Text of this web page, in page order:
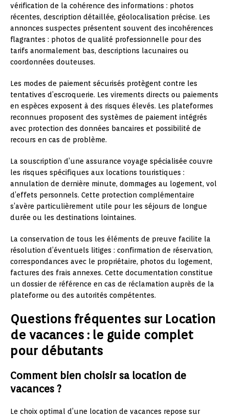
vérification de la cohérence des informations : photos
récentes, description détaillée, géolocalisation précise. Les
annonces suspectes présentent souvent des incohérences
flagrantes : photos de qualité professionnelle pour des
tarifs anormalement bas, descriptions lacunaires ou
coordonnées douteuses.
Les modes de paiement sécurisés protègent contre les
tentatives d’escroquerie. Les virements directs ou paiements
en espèces exposent à des risques élevés. Les plateformes
reconnues proposent des systèmes de paiement intégrés
avec protection des données bancaires et possibilité de
recours en cas de problème.
La souscription d’une assurance voyage spécialisée couvre
les risques spécifiques aux locations touristiques :
annulation de dernière minute, dommages au logement, vol
d’effets personnels. Cette protection complémentaire
s’avère particulièrement utile pour les séjours de longue
durée ou les destinations lointaines.
La conservation de tous les éléments de preuve facilite la
résolution d’éventuels litiges : confirmation de réservation,
correspondances avec le propriétaire, photos du logement,
factures des frais annexes. Cette documentation constitue
un dossier de référence en cas de réclamation auprès de la
plateforme ou des autorités compétentes.
Questions fréquentes sur Location
de vacances : le guide complet
pour débutants
Comment bien choisir sa location de
vacances ?
Le choix optimal d’une location de vacances repose sur